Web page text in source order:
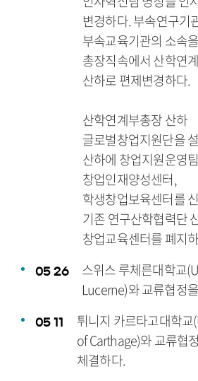
변경하다. 부속연구기
부속교육기관의 소속을
총장직속에서 산학연
산하로 편제변경하다.
산학연계부총장 산하
글로벌창업지원단을
산하에 창업지원운영
창업인재양성센터,
학생창업보육센터를
기존 연구산학협력단
창업교육센터를 폐지
05 26
스위스 루체른대학교
Lucerne)와 교류협정
05 11
튀니지 카르타고대학
of Carthage)와 교류협
체결하다.